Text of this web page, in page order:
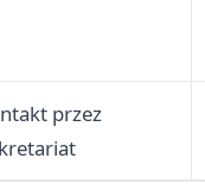
przez